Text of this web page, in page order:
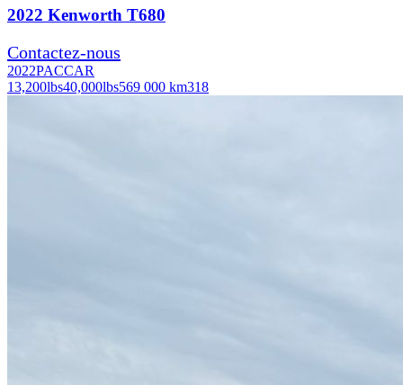
2022 Kenworth T680
Contactez-nous
2022PACCAR
13,200lbs40,000lbs569 000 km318